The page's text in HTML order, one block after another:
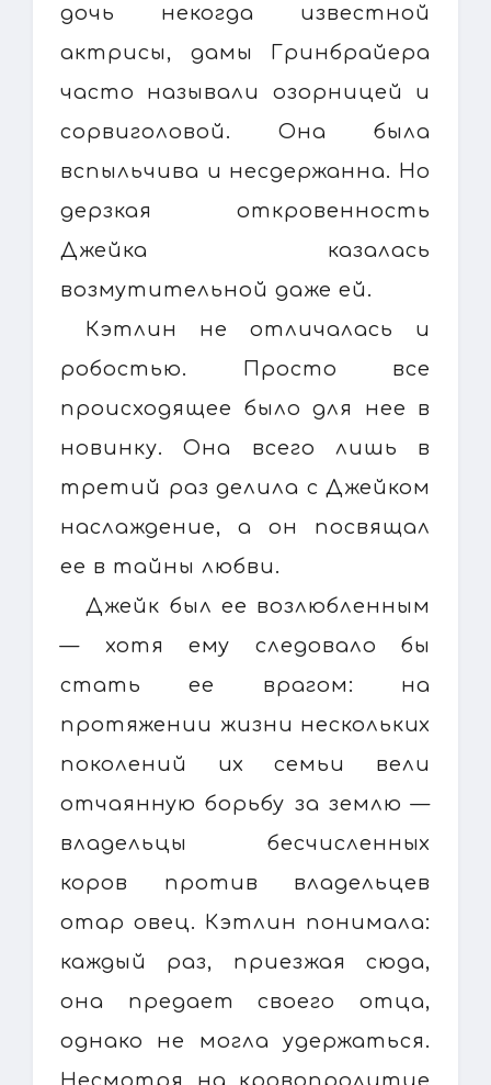
дочь некогда известной
актрисы, дамы Гринбрайера
часто называли озорницей и
сорвиголовой. Она была
вспыльчива и несдержанна. Но
дерзкая откровенность
Джейка казалась
возмутительной даже ей.
Кэтлин не отличалась и
робостью. Просто все
происходящее было для нее в
новинку. Она всего лишь в
третий раз делила с Джейком
наслаждение, а он посвящал
ее в тайны любви.
Джейк был ее возлюбленным
— хотя ему следовало бы
стать ее врагом: на
протяжении жизни нескольких
поколений их семьи вели
отчаянную борьбу за землю —
владельцы бесчисленных
коров против владельцев
отар овец. Кэтлин понимала:
каждый раз, приезжая сюда,
она предает своего отца,
однако не могла удержаться.
Несмотря на кровопролитие